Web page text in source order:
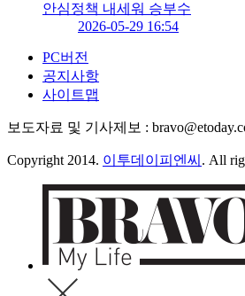
안심정책 내세워 승부수
2026-05-29 16:54
PC버전
공지사항
사이트맵
보도자료 및 기사제보 :
Copyright 2014. 이투데이피엔씨 . All